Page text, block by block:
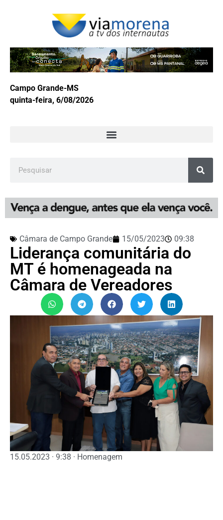
Campo Grande-MS
quinta-feira, 6/08/2026
Câmara de Campo Grande 15/05/2023 09:38
Liderança comunitária do
MT é homenageada na
Câmara de Vereadores
15.05.2023 · 9:38 · Homenagem